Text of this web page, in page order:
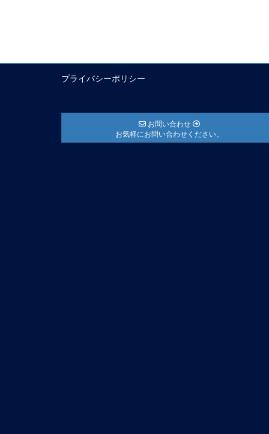
プライバシーポリシー
お問い合わせ
お気軽にお問い合わせください。